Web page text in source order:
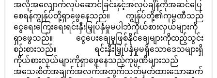
အလိုအလျောက်လုပ်ဆောင်ခြင်းနှင့်အလုပ်ချိန်ကိုအဆင်ပြေ
စေရန်ကျွန်ုပ်တို့ရှာဖွေနေသည်။ ကျွန်ုပ်တို့၏ကုမ္ပဏီသည်
ငွေရေးကြေးရေးရင်းနှီးမြှုပ်နှံမှုမပါဘဲကိုယ်စားလှယ်များကို
ရှာဖွေသည်။ ငွေပေးချေမှုဖြစ်နိုင်ချေများကိုထည့်သွင်း
စဉ်းစားသည်။ ရင်းနှီးမြှုပ်နှံမှုမရှိသောဒေသများရှိ
ကိုယ်စားလှယ်များကိုရှာဖွေနေသည့်ကုမ္ပဏီများသည်
အသေးစိတ်အချက်အလက်အတွက်သတ်မှတ်ထားသောဆက်